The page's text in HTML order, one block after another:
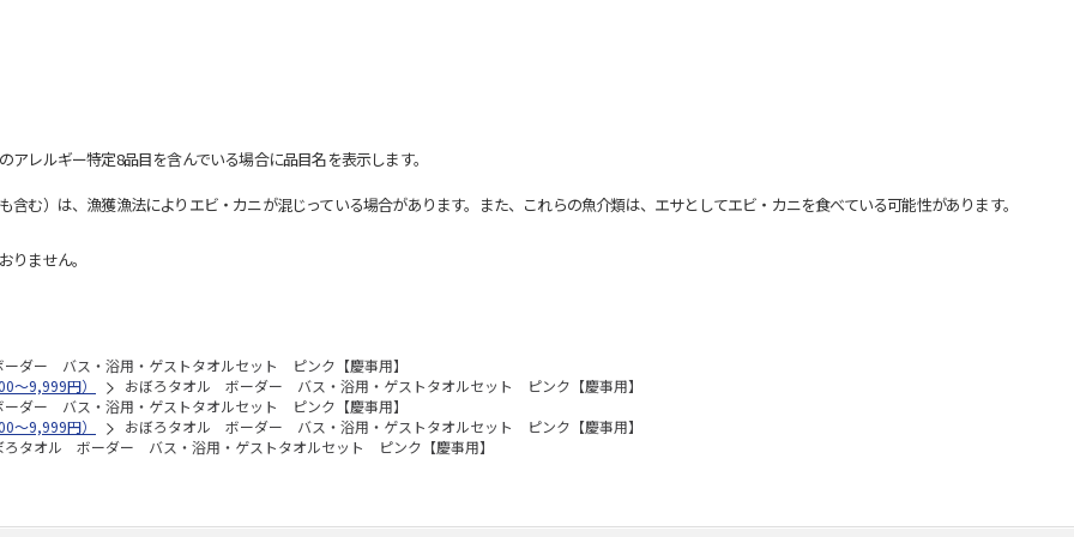
レルギー特定8品目を含んでいる場合に品目名を表示します。
む）は、漁獲漁法によりエビ・カニが混じっている場合があります。また、これらの魚介類は、エサとしてエビ・カニを食べている可能性があります。
ません。
ダー バス・浴用・ゲストタオルセット ピンク【慶事用】
～9,999円）
おぼろタオル ボーダー バス・浴用・ゲストタオルセット ピンク【慶事用】
ダー バス・浴用・ゲストタオルセット ピンク【慶事用】
～9,999円）
おぼろタオル ボーダー バス・浴用・ゲストタオルセット ピンク【慶事用】
ろタオル ボーダー バス・浴用・ゲストタオルセット ピンク【慶事用】